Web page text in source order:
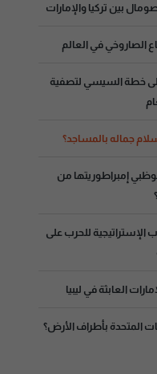
بين تركيا والإمارات
الصاروخي في العالم
خطة السيسي لتصفية
جماله بالمساجد؟
إمبراطوريتها من
للحرب على
العابثة في ليبيا
المتحدة بأطراف الأرض؟